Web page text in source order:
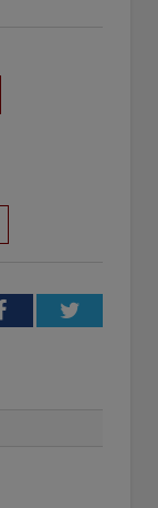
FacebookTwitter